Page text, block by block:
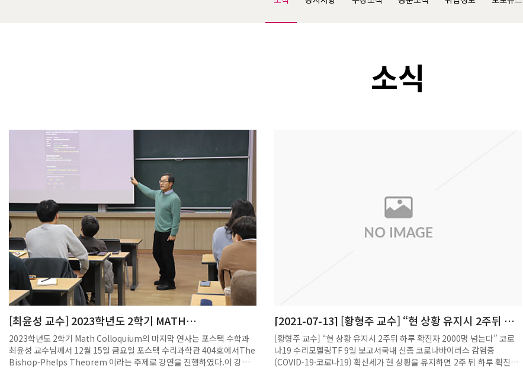
소식
[최윤성 교수] 2023학년도 2학기 MATH
COLLOQUIUM 마지막 연사자로 강연 진행
2023학년도 2학기 Math Colloquium의 마지막 연사는 포스텍 수학과
최윤성 교수님께서 12월 15일 금요일 포스텍 수리과학관 404호에서The
Bishop-Phelps Theorem 이라는 주제로 강연을 진행하였다.이 강연
[2021-07-13] [황형주 교수] “현 상황 유지시 2주뒤 하
루 확진자 2000명 넘는다” 코로나19 수리모델링TF 9일
보고서
[황형주 교수] “현 상황 유지시 2주뒤 하루 확진자 2000명 넘는다” 코로
나19 수리모델링TF 9일 보고서국내 신종 코로나바이러스 감염증
(COVID-19·코로나19) 확산세가 현 상황을 유지하면 2주 뒤 하루 확진자